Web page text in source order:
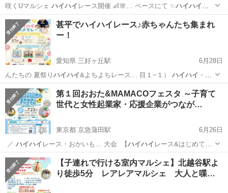
咲くUマルシェ ハイハイ レース開催 👶🌸… ペースにて ✨ハイハイ レ
ース✨を開催し… ━━━━ 👶ハイハイ レース日程 ━… ↓ ⑤ハイハ
イレーススタート！…
東京 港区 浜松町駅 ワークショップ レース
甚平でハイハイレース♪赤ちゃんたち集まれ
ー！
愛知県 三好ヶ丘駅
6月28日
んたちの 夏祭り ハイハイ&よちよちレース… 目１−１） ハイハイ ・よ
ちよちレース… 】 《1部》ハイハイレース 【受付】… 5〜10:35ハ
イハイ
レース 10:… 《2部》ハイハイ&よちよちレース… 5〜...
愛知 みよし市 三好ヶ丘駅
第１回おおた&MAMACOフェスタ ～子育て
世代と女性起業家・応援企業がつなが…
東京都 京急蒲田駅
6月26日
⁡ ／ ハイハイ レース・おかいも… 大会 ⁡ 【ハイハイ レース&はじめて…
東京 大田区 京急蒲田駅 地域/お祭り フェスタ
【子連れで行ける室内マルシェ】北越谷駅よ
り徒歩5分 レアレアマルシェ 大人と喋…